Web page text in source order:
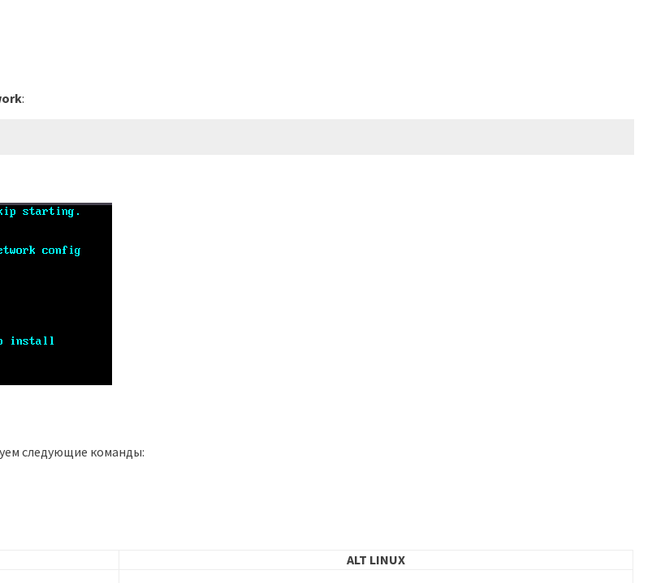
:
следующие команды:
ALT LINUX